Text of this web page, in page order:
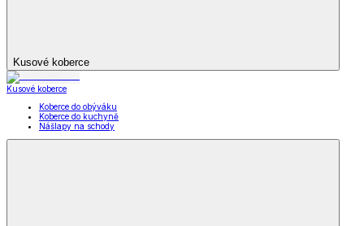
Kusové koberce
Kusové koberce
Koberce do obýváku
Koberce do kuchyně
Nášlapy na schody